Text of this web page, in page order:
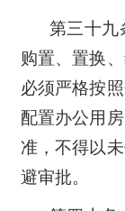
第三十九
购置、置换
必须严格按
配置办公用
准，不得以
避审批。